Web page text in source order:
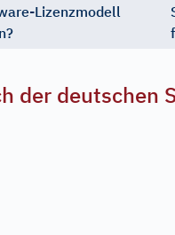
Lizenzmodell
der deutschen